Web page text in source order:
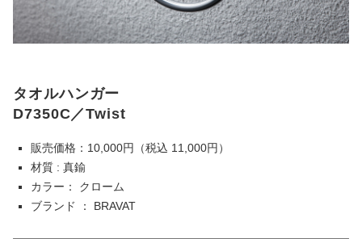
タオルハンガー
D7350C／Twist
販売価格：10,000円（税込 11,000円）
材質 : 真鍮
カラー： クローム
ブランド ： BRAVAT